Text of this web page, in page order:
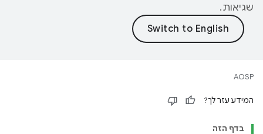
שגיאות.
AOSP
המידע עזר לך?
בדף הזה